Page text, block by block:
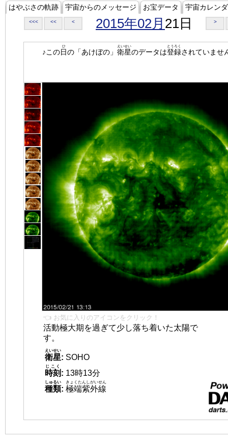
はやぶさの軌跡 宇宙からのメッセージ お宝データ 宇宙カレン
<<< << < 2015年02月 21日 >
♪この日
ひ
の「あけぼの」 衛星
えいせい
のデータは登録
とうろく
されていませ
👈 お気に入りのアイコンをクリック！
活動極大期を過ぎて少し落ち着いた太陽で
す。
衛星
えいせい
: SOHO
時刻
じこく
: 13時13分
種類
しゅるい
: 極端紫外線
きょくたんしがいせん